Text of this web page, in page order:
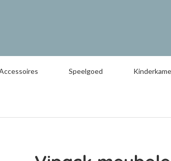
Speelgoed